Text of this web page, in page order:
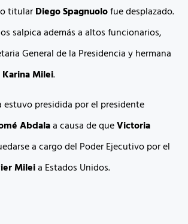
titularDiego Spagnuolofue desplazado.
salpica además a altos funcionarios,
General de la Presidencia y hermana
Karina Milei.
estuvo presidida por el presidente
Abdalaa causa de queVictoria
a cargo del Poder Ejecutivo por el
Mileia Estados Unidos.